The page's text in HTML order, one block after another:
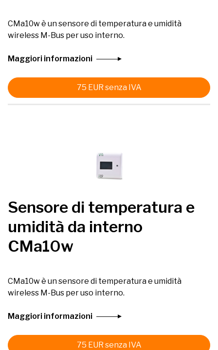
CMa10w è un sensore di temperatura e umidità
wireless M-Bus per uso interno.
Maggiori informazioni
75 EUR senza IVA
Sensore di temperatura e
umidità da interno
CMa10w
CMa10w è un sensore di temperatura e umidità
wireless M-Bus per uso interno.
Maggiori informazioni
75 EUR senza IVA